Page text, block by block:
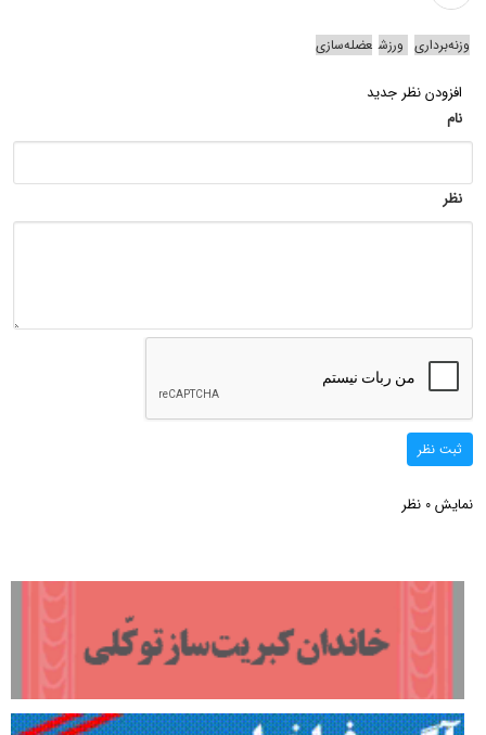
وزنه‌برداری ورزش عضله‌سازی
افزودن نظر جدید
نام
نظر
ثبت نظر
نمایش 0 نظر